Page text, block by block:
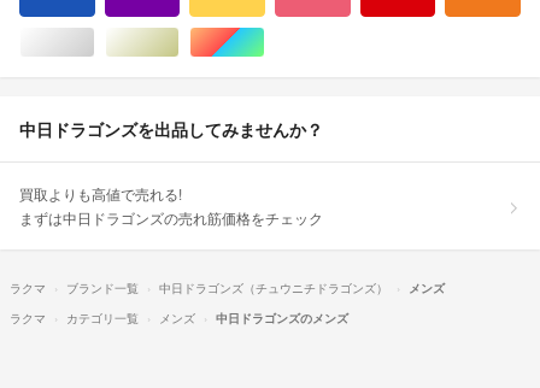
シルバー/銀色系ゴールド/金色系マルチカラー
中日ドラゴンズを出品してみませんか？
買取よりも高値で売れる!
まずは中日ドラゴンズの売れ筋価格をチェック
ラクマ ブランド一覧 中日ドラゴンズ（チュウニチドラゴンズ）
メンズ
ラクマ
カテゴリ一覧 メンズ 中日ドラゴンズのメンズ